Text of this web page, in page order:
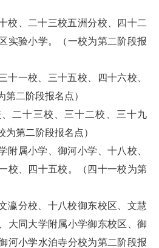
校、二十三校五洲分校、四十二
实验小学。（一校为第二阶段报
十一校、三十五校、四十六校、
第二阶段报名点）
二十三校、三十二校、三十九
第二阶段报名点）
附属小学、御河小学、十八校、
校、四十五校。（四十一校为第
瀛分校、十八校御东校区、文慧
大同大学附属小学御东校区、御
河小学水泊寺分校为第二阶段报